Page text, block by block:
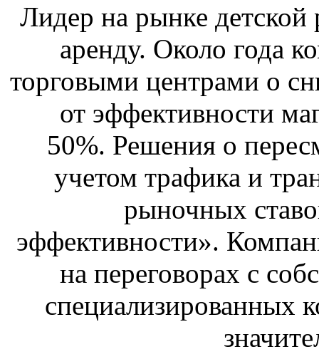
Лидер на рынке детской
аренду. Около года
торговыми центрами о
от эффективности
50%. Решения о
учетом трафика и
рыночных
эффективности».
на переговорах с
специализированных